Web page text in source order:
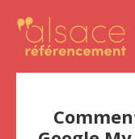
Alsace